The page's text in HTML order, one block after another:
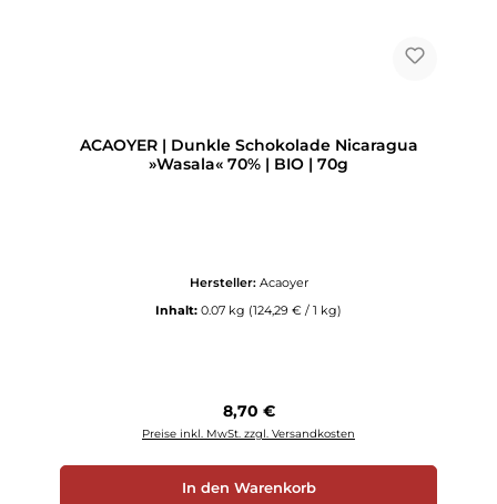
ACAOYER | Dunkle Schokolade Nicaragua
»Wasala« 70% | BIO | 70g
Hersteller: Acaoyer
Inhalt: 0.07 kg (124,29 € / 1 kg)
Regulärer Preis:
8,70 €
Preise inkl. MwSt. zzgl. Versandkosten
In den Warenkorb